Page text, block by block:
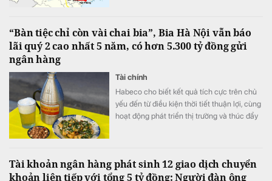
“Bàn tiệc chỉ còn vài chai bia”, Bia Hà Nội vẫn báo
lãi quý 2 cao nhất 5 năm, có hơn 5.300 tỷ đồng gửi
ngân hàng
Tài chính
Habeco cho biết kết quả tích cực trên chủ
yếu đến từ điều kiện thời tiết thuận lợi, cùng
hoạt động phát triển thị trường và thúc đẩy
Tài khoản ngân hàng phát sinh 12 giao dịch chuyển
khoản liên tiếp với tổng 5 tỷ đồng: Người đàn ông